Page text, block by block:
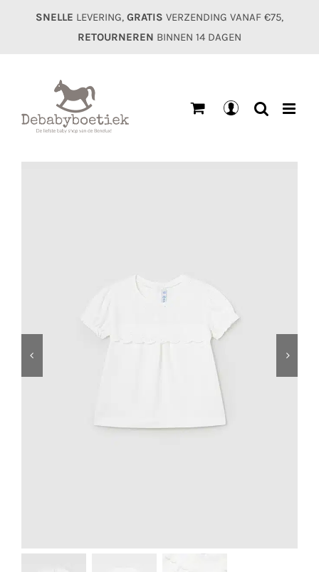
SNELLE LEVERING, GRATIS VERZENDING VANAF €75,
RETOURNEREN BINNEN 14 DAGEN